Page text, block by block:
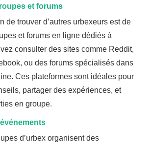
et forums
de trouver d’autres urbexeurs est de
et forums en ligne dédiés à
consulter des sites comme Reddit,
ou des forums spécialisés dans
Ces plateformes sont idéales pour
partager des expériences, et
en groupe.
d’urbex organisent des